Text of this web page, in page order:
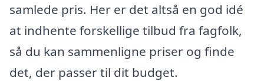
samlede pris. Her er det altså en god idé
at indhente forskellige tilbud fra fagfolk,
så du kan sammenligne priser og finde
det, der passer til dit budget.